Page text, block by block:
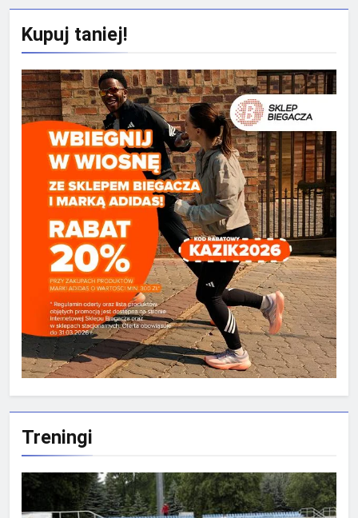
Kupuj taniej!
Treningi